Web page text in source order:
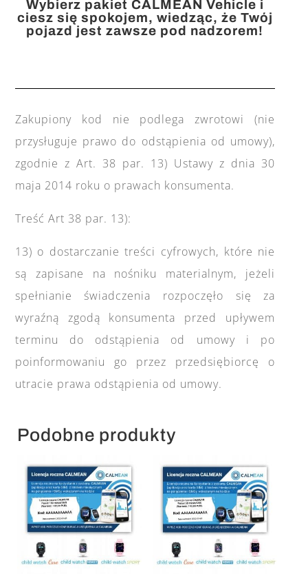
Wybierz pakiet CALMEAN Vehicle i
ciesz się spokojem, wiedząc, że Twój
pojazd jest zawsze pod nadzorem!
Zakupiony kod nie podlega zwrotowi (nie
przysługuje prawo do odstąpienia od umowy),
zgodnie z Art. 38 par. 13) Ustawy z dnia 30
maja 2014 roku o prawach konsumenta.
Treść Art 38 par. 13):
13) o dostarczanie treści cyfrowych, które nie
są zapisane na nośniku materialnym, jeżeli
spełnianie świadczenia rozpoczęło się za
wyraźną zgodą konsumenta przed upływem
terminu do odstąpienia od umowy i po
poinformowaniu go przez przedsiębiorcę o
utracie prawa odstąpienia od umowy.
Podobne produkty